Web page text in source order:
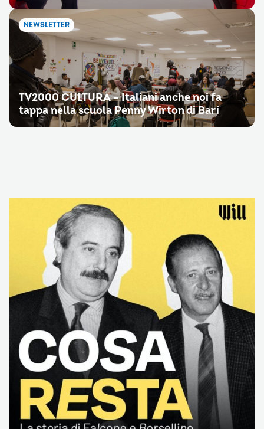
NEWSLETTER
TV2000 CULTURA – Italiani anche noi fa
tappa nella scuola Penny Wirton di Bari